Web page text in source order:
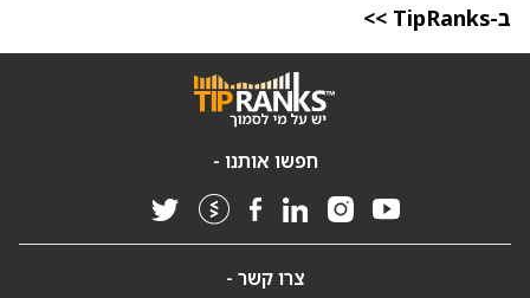
ב-TipRanks >>
חפשו אותנו -
צרו קשר -